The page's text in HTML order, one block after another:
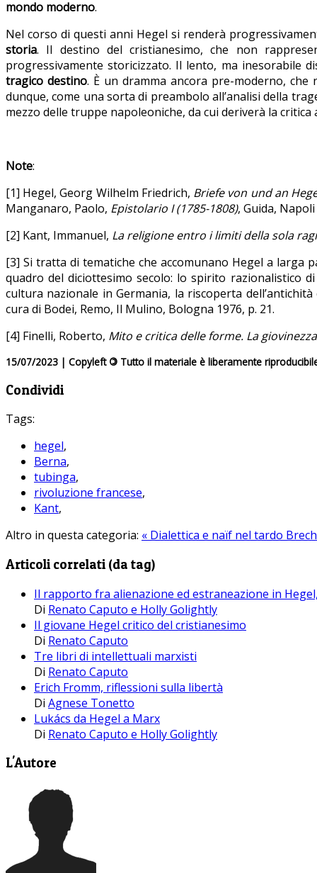
mondo moderno.
Nel corso di questi anni Hegel si renderà
storia. Il destino del cristianesimo, che non
progressivamente storicizzato. Il lento, ma inesorabile
tragico destino. È un dramma ancora pre-moderno,
dunque, come una sorta di preambolo all’analisi della
mezzo delle truppe napoleoniche, da cui deriverà la
Note:
[1] Hegel, Georg Wilhelm Friedrich, Briefe von und an
Manganaro, Paolo, Epistolario I (1785-1808), Guida, Napoli
[2] Kant, Immanuel, La religione entro i limiti della sola
[3] Si tratta di tematiche che accomunano Hegel a larga
quadro del diciottesimo secolo: lo spirito razionalistico
cultura nazionale in Germania, la riscoperta
cura di Bodei, Remo, Il Mulino, Bologna 1976, p. 21.
[4] Finelli, Roberto, Mito e critica delle forme. La
15/07/2023 | Copyleft © Tutto il materiale è liberamente
Condividi
Tags:
hegel,
Berna,
tubinga,
rivoluzione francese,
Kant,
Altro in questa categoria: « Dialettica e naïf nel tardo
Articoli correlati (da tag)
Il rapporto fra alienazione ed estraneazione in
Di Renato Caputo e Holly Golightly
Il giovane Hegel critico del cristianesimo
Di Renato Caputo
Tre libri di intellettuali marxisti
Di Renato Caputo
Erich Fromm, riflessioni sulla libertà
Di Agnese Tonetto
Lukács da Hegel a Marx
Di Renato Caputo e Holly Golightly
L'Autore